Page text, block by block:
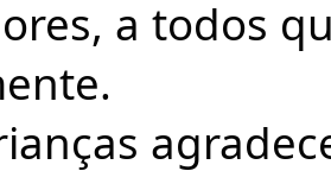
a todos